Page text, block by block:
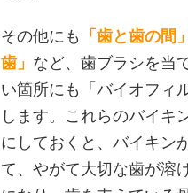
その他にも
「歯と歯の間
歯」 など、歯ブラシを当
い箇所にも「バイオフィ
します。これらのバイキ
にしておくと、バイキン
て、やがて大切な歯が溶